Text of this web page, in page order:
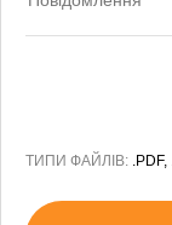
ТИПИ ФАЙЛІВ: